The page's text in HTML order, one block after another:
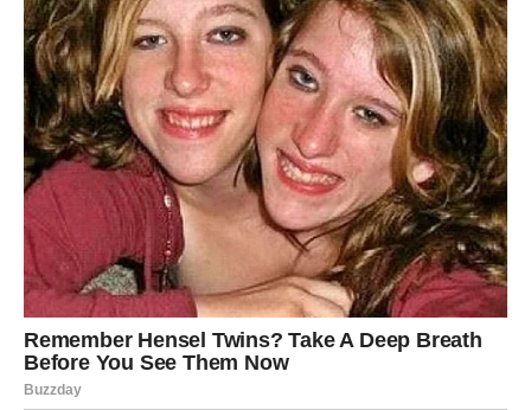
zaboravite kako izgleda period kada stvari idu dobro.
Ova sedmica vam pokazuje da nije svaki uspjeh prolazan i
da nije svaka sreća kratkog trajanja.
Dozvolite sebi da uživate u lijepim vijestima kada stignu.
SEDMICA KOJA VRAĆA
OSMIJEH
Bikovi, pred vama su dani tokom kojih ćete osjetiti da se
mnoge stvari slažu baš onako kako treba.